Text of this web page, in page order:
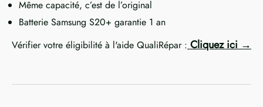
Même capacité, c’est de l’original
Batterie Samsung S20+ garantie 1 an
Vérifier votre éligibilité à l'aide QualiRépar : Cliquez ici